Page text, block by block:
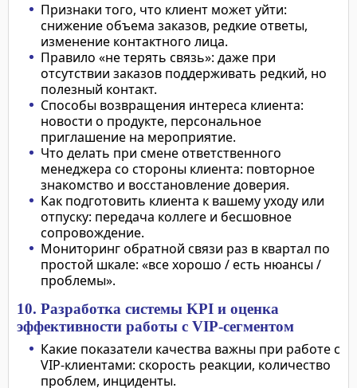
Признаки того, что клиент может уйти:
снижение объема заказов, редкие ответы,
изменение контактного лица.
Правило «не терять связь»: даже при
отсутствии заказов поддерживать редкий, но
полезный контакт.
Способы возвращения интереса клиента:
новости о продукте, персональное
приглашение на мероприятие.
Что делать при смене ответственного
менеджера со стороны клиента: повторное
знакомство и восстановление доверия.
Как подготовить клиента к вашему уходу или
отпуску: передача коллеге и бесшовное
сопровождение.
Мониторинг обратной связи раз в квартал по
простой шкале: «все хорошо / есть нюансы /
проблемы».
10. Разработка системы KPI и оценка
эффективности работы с VIP-сегментом
Какие показатели качества важны при работе с
VIP-клиентами: скорость реакции, количество
проблем, инциденты.